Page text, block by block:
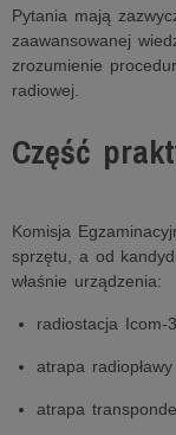
Pytania mają
zaawansowanej
zrozumienie
radiowej.
Część
Komisja
sprzętu, a od
właśnie urządzenia:
radiostacja Icom-
atrapa radiopławy
atrapa